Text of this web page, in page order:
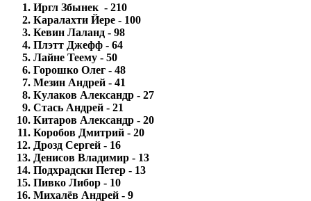
Иргл Збынек - 210
Каралахти Йере - 100
Кевин Лаланд - 98
Плэтт Джефф - 64
Лайне Теему - 50
Горошко Олег - 48
Мезин Андрей - 41
Кулаков Александр - 27
Стась Андрей - 21
Китаров Александр - 20
Коробов Дмитрий - 20
Дрозд Сергей - 16
Денисов Владимир - 13
Подхрадски Петер - 13
Пивко Либор - 10
Михалёв Андрей - 9